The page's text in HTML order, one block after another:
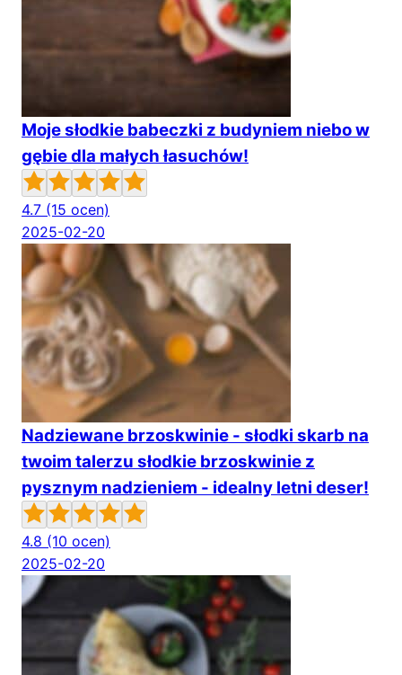
Moje słodkie babeczki z budyniem niebo w
gębie dla małych łasuchów!
4.7 (15 ocen)
2025-02-20
Nadziewane brzoskwinie - słodki skarb na
twoim talerzu słodkie brzoskwinie z
pysznym nadzieniem - idealny letni deser!
4.8 (10 ocen)
2025-02-20